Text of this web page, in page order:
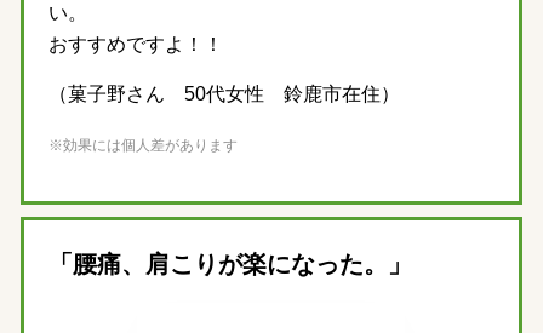
い。
おすすめですよ！！
（菓子野さん 50代女性 鈴鹿市在住）
※効果には個人差があります
「腰痛、肩こりが楽になった。」